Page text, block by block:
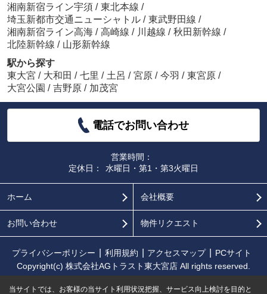
湘南新宿ライン宇須 / 東北本線 /
埼玉新都市交通ニューシャトル / 東武野田線 /
湘南新宿ライン高海 / 高崎線 / 川越線 / 秋田新幹線 /
北陸新幹線 / 山形新幹線
駅から探す
東大宮 / 大和田 / 七里 / 土呂 / 宮原 / 今羽 / 東宮原 /
大宮公園 / 吉野原 / 加茂宮
電話でお問い合わせ
営業時間：
定休日：
水曜日・第1・第3火曜日
ホーム 会社概要
お問い合わせ 物件リクエスト
プライバシーポリシー 利用規約 アクセスマップ
PCサイト
Copyright(c) 株式会社AGトラスト東大宮店 All rights reserved.
当サイトでは、お客様の当サイト利用状況把握、サービス向上検討を目的と